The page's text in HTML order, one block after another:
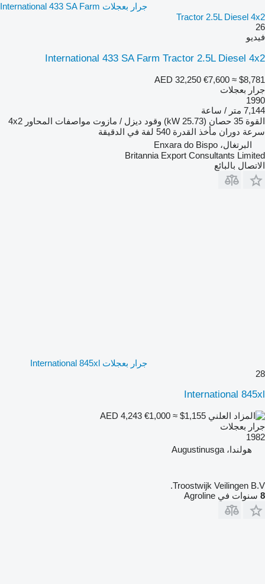
جرار بعجلات International 433 SA Farm
Tractor 2.5L Diesel 4x2
26
فيديو
International 433 SA Farm Tractor 2.5L Diesel 4x2
AED 32,250 €7,600 ≈ $8,781
جرار بعجلات
1990
7,144 متر / ساعة
القوة 35 حصان (25.73 kW) وقود ديزل / مازوت مواصفات المحاور 4x2
سرعة دوران مأخذ القدرة 540 لفة في الدقيقة
البرتغال، Enxara do Bispo
Britannia Export Consultants Limited
الاتصال بالبائع
جرار بعجلات International 845xl
28
International 845xl
€1,000 ≈ $1,155
جرار بعجلات
1982
هولندا، Augustinusga
Troostwijk Veilingen B.V.
8 سنوات في Agroline